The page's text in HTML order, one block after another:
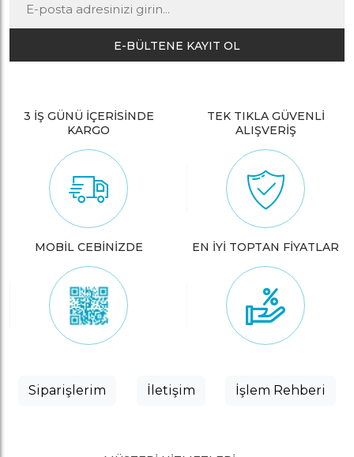
E-BÜLTENE KAYIT OL
3 İŞ GÜNÜ İÇERİSİNDE
KARGO
TEK TIKLA GÜVENLİ
ALIŞVERİŞ
MOBİL CEBİNİZDE EN İYİ TOPTAN FİYATLAR
Siparişlerim İletişim İşlem Rehberi